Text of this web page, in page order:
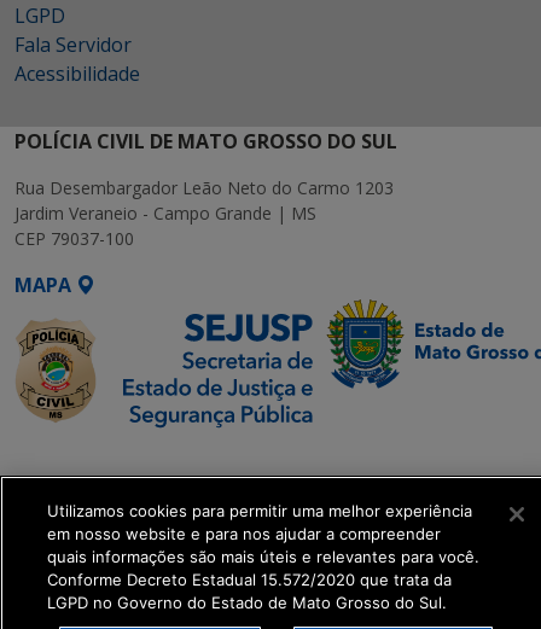
LGPD
Fala Servidor
Acessibilidade
POLÍCIA CIVIL DE MATO GROSSO DO SUL
Rua Desembargador Leão Neto do Carmo 1203
Jardim Veraneio - Campo Grande | MS
CEP 79037-100
MAPA
Executiva de
Transformação Digital
get_footer();
Utilizamos cookies para permitir uma melhor experiência
em nosso website e para nos ajudar a compreender
quais informações são mais úteis e relevantes para você.
Conforme Decreto Estadual 15.572/2020 que trata da
LGPD no Governo do Estado de Mato Grosso do Sul.